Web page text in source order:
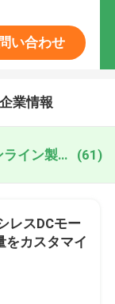
い合わせ
企業情報
brushless dc electric motor オンライン製造 (61)
レスDCモー
をカスタマイ